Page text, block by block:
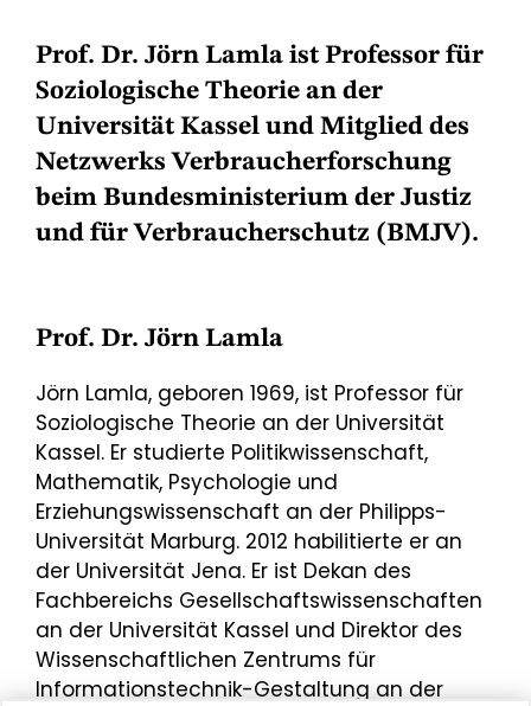
Prof. Dr. Jörn Lamla ist Professor für
Soziologische Theorie an der
Universität Kassel und Mitglied des
Netzwerks Verbraucherforschung
beim Bundesministerium der Justiz
und für Verbraucherschutz (BMJV).
Prof. Dr. Jörn Lamla
Jörn Lamla, geboren 1969, ist Professor für
Soziologische Theorie an der Universität
Kassel. Er studierte Politikwissenschaft,
Mathematik, Psychologie und
Erziehungswissenschaft an der Philipps-
Universität Marburg. 2012 habilitierte er an
der Universität Jena. Er ist Dekan des
Fachbereichs Gesellschaftswissenschaften
an der Universität Kassel und Direktor des
Wissenschaftlichen Zentrums für
Informationstechnik-Gestaltung an der